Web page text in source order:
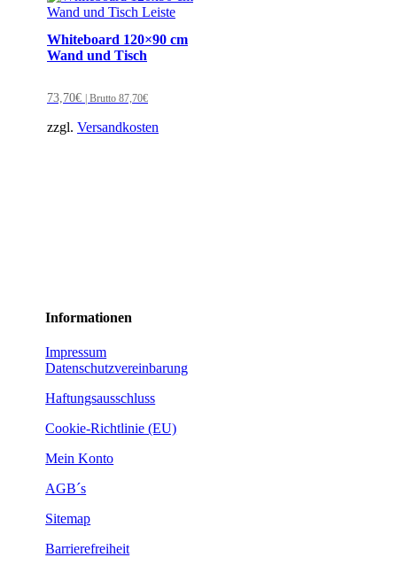
Whiteboard 120×90 cm
Wand und Tisch
73,70€ | Brutto 87,70€
zzgl. Versandkosten
Informationen
Impressum
Datenschutzvereinbarung
Haftungsausschluss
Cookie-Richtlinie (EU)
Mein Konto
AGB´s
Sitemap
Barrierefreiheit